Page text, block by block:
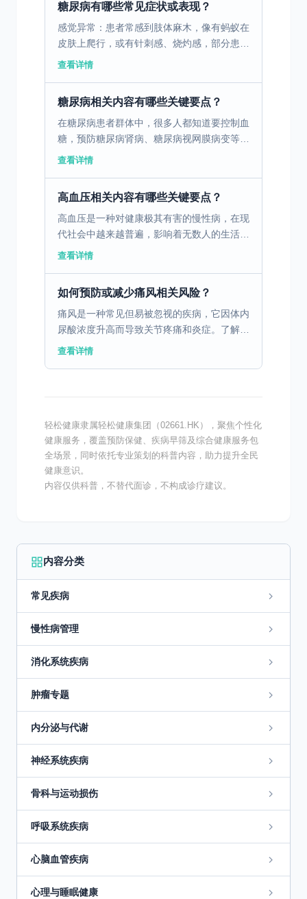
糖尿病有哪些常见症状或表现？
感觉异常：患者常感到肢体麻木，像有蚂蚁在
皮肤上爬行，或有针刺感、烧灼感，部分患者
还会出现对疼痛、温度感觉迟钝，比如洗脚时
查看详情
糖尿病相关内容有哪些关键要点？
在糖尿病患者群体中，很多人都知道要控制血
糖，预防糖尿病肾病、糖尿病视网膜病变等常
见并发症。然而，有一种悄然来袭的并发症，
查看详情
高血压相关内容有哪些关键要点？
高血压是一种对健康极其有害的慢性病，在现
代社会中越来越普遍，影响着无数人的生活质
量和身心健康。 一、高血压的定义与危害 高
查看详情
如何预防或减少痛风相关风险？
痛风是一种常见但易被忽视的疾病，它因体内
尿酸浓度升高而导致关节疼痛和炎症。了解痛
风的成因、症状及预防和治疗对控制病情至关
查看详情
轻松健康隶属轻松健康集团（02661.HK），聚焦个性化
健康服务，覆盖预防保健、疾病早筛及综合健康服务包
全场景，同时依托专业策划的科普内容，助力提升全民
健康意识。
内容仅供科普，不替代面诊，不构成诊疗建议。
内容分类
常见疾病
慢性病管理
消化系统疾病
肿瘤专题
内分泌与代谢
神经系统疾病
骨科与运动损伤
呼吸系统疾病
心脑血管疾病
心理与睡眠健康